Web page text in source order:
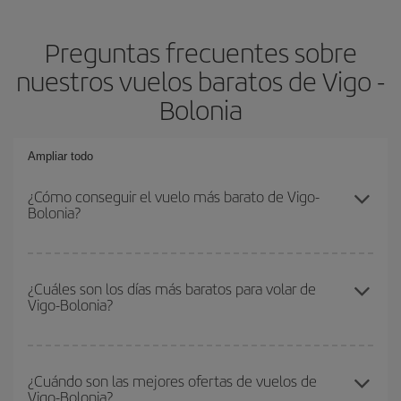
Preguntas frecuentes sobre
nuestros vuelos baratos de Vigo -
Bolonia
Ampliar todo
¿Cómo conseguir el vuelo más barato de Vigo-
Bolonia?
conseguir el vuelo más barato si evitas temporadas altas,
compras con antelación y puedes ser flexible con las fechas y
¿Cuáles son los días más baratos para volar de
Vigo-Bolonia?
que empezar una consulta en nuestro
buscador de vuelos
baratos. Dinos desde dónde vuelas, a dónde quieres ir y en qué
¿Cuándo son las mejores ofertas de vuelos de
Vigo-Bolonia?